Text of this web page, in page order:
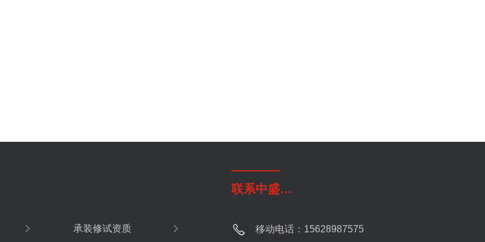
承装修试资质
联系中盛…
移动电话：15628987575